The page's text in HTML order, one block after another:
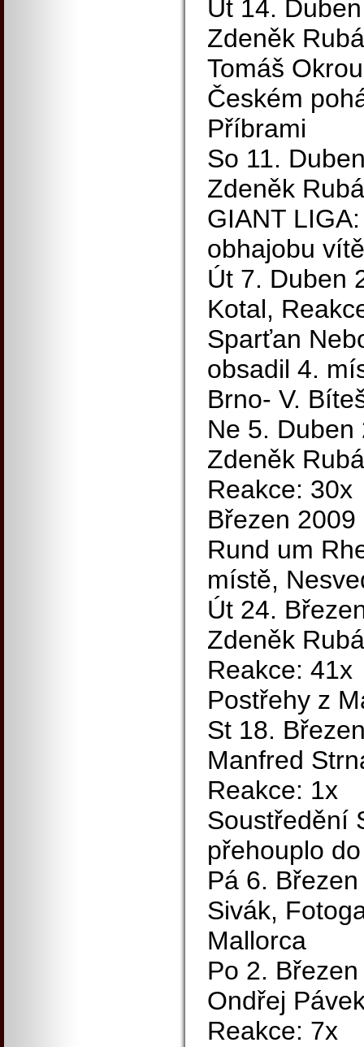
Út 14.
Zdeněk
Tomáš
Českém
Příbrami
So 11.
Zdeněk
GIANT
obhajobu
Út 7. Duben
Kotal,
Sparťan
obsadil 4.
Brno- V.
Ne 5.
Zdeněk
Reakce: 30x
Březen 2009
Rund um
místě,
Út 24.
Zdeněk
Reakce: 41x
Postřehy z
St 18.
Manfred
Reakce: 1x
Soustředění
přehouplo
Pá 6.
Sivák,
Mallorca
Po 2.
Ondřej
Reakce: 7x